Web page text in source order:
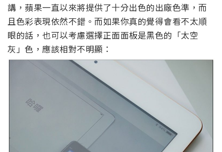
講，蘋果一直以來將提供了十分出色的出廠色準，而
且色彩表現依然不錯。而如果你真的覺得會看不太順
眼的話，也可以考慮選擇正面面板是黑色的「太空
灰」色，應該相對不明顯：